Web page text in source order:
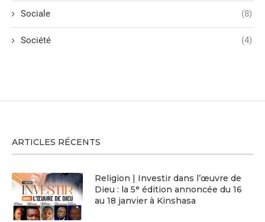
Sociale (8)
Société (4)
ARTICLES RÉCENTS
Religion | Investir dans l’œuvre de
Dieu : la 5ᵉ édition annoncée du 16
au 18 janvier à Kinshasa